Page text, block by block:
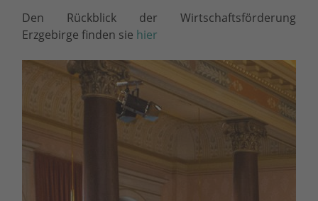
Den Rückblick der Wirtschaftsförderung
Erzgebirge finden sie hier